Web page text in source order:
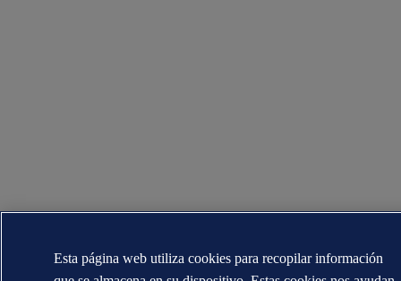
Esta página web utiliza cookies para recopilar información